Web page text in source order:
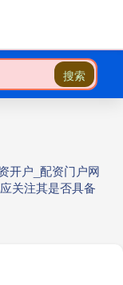
搜索
开户_配资门户网
关注其是否具备